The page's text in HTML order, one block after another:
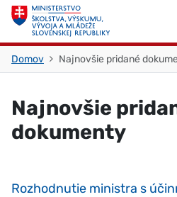
Skočiť na obsah
Domov Najnovšie pridané
Najnovšie
dokumenty
Rozhodnutie ministra s
Skočiť na začiatok stránky